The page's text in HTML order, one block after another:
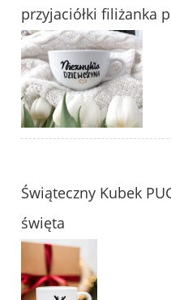
przyjaciółki filiżanka
Świąteczny Kubek
święta